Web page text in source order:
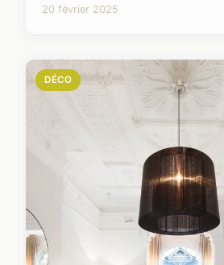
20 février 2025
DÉCO